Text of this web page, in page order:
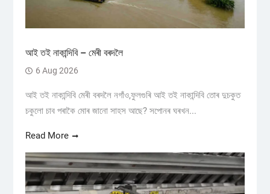
আই তই নাকান্দিবি – মেৰী বৰদলৈ
6 Aug 2026
আই তই নাকান্দিবি মেৰী বৰদলৈ নগাঁও,ফুলগুৰি আই তই নাকান্দিবি তোৰ দুচকুত
চকুলো চাব পৰাকৈ মোৰ জানো সাহস আছে? সপোনৰ ঘৰখন...
Read More